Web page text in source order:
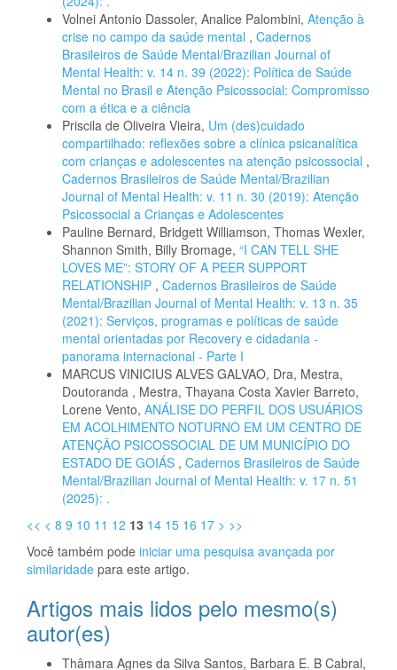
Volnei Antonio Dassoler, Analice Palombini, Atenção à
crise no campo da saúde mental , Cadernos
Brasileiros de Saúde Mental/Brazilian Journal of
Mental Health: v. 14 n. 39 (2022): Política de Saúde
Mental no Brasil e Atenção Psicossocial: Compromisso
com a ética e a ciência
Priscila de Oliveira Vieira, Um (des)cuidado
compartilhado: reflexões sobre a clínica psicanalítica
com crianças e adolescentes na atenção psicossocial ,
Cadernos Brasileiros de Saúde Mental/Brazilian
Journal of Mental Health: v. 11 n. 30 (2019): Atenção
Psicossocial a Crianças e Adolescentes
Pauline Bernard, Bridgett Williamson, Thomas Wexler,
Shannon Smith, Billy Bromage, “I CAN TELL SHE
LOVES ME”: STORY OF A PEER SUPPORT
RELATIONSHIP , Cadernos Brasileiros de Saúde
Mental/Brazilian Journal of Mental Health: v. 13 n. 35
(2021): Serviços, programas e políticas de saúde
mental orientadas por Recovery e cidadania -
panorama internacional - Parte I
MARCUS VINICIUS ALVES GALVAO, Dra, Mestra,
Doutoranda , Mestra, Thayana Costa Xavier Barreto,
Lorene Vento, ANÁLISE DO PERFIL DOS USUÁRIOS
EM ACOLHIMENTO NOTURNO EM UM CENTRO DE
ATENÇÃO PSICOSSOCIAL DE UM MUNICÍPIO DO
ESTADO DE GOIÁS , Cadernos Brasileiros de Saúde
Mental/Brazilian Journal of Mental Health: v. 17 n. 51
(2025): .
<< < 8 9 10 11 12 13 14 15 16 17 > >>
Você também pode iniciar uma pesquisa avançada por
similaridade para este artigo.
Artigos mais lidos pelo mesmo(s)
autor(es)
Thâmara Agnes da Silva Santos, Barbara E. B Cabral,